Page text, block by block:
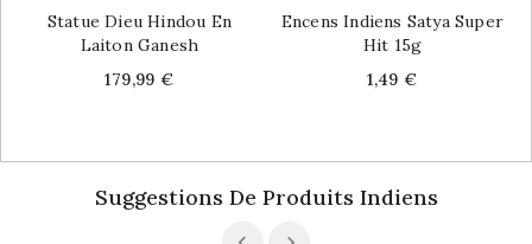
Statue Dieu Hindou En
Laiton Ganesh
Price
179,99 €
Encens Indiens Satya Super
Hit 15g
Price
1,49 €
Suggestions De Produits Indiens